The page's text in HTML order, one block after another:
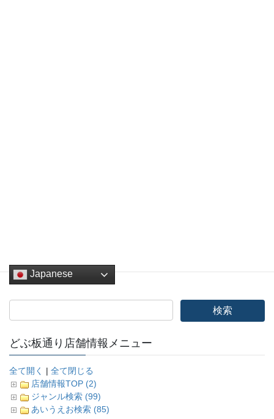
Japanese
どぶ板通り店舗情報メニュー
全て開く | 全て閉じる
店舗情報TOP (2)
ジャンル検索 (99)
あいうえお検索 (85)